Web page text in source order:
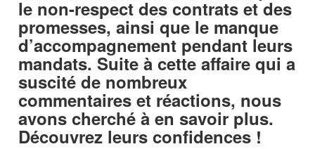
le non-respect des contrats et des
promesses, ainsi que le manque
d’accompagnement pendant leurs
mandats. Suite à cette affaire qui a
suscité de nombreux
commentaires et réactions, nous
avons cherché à en savoir plus.
Découvrez leurs confidences !